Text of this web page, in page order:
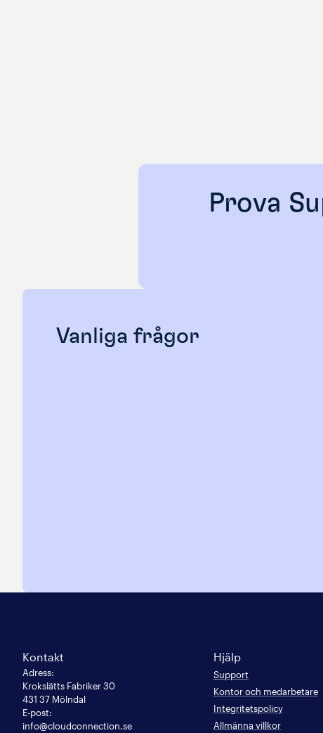
Prova
Vanliga frågor
Kontakt
Adress:
Krokslätts Fabriker 30
431 37 Mölndal
E-post:
info@cloudconnection.se
Hjälp
Support
Kontor och medarbetare
Integritetspolicy
Allmänna villkor